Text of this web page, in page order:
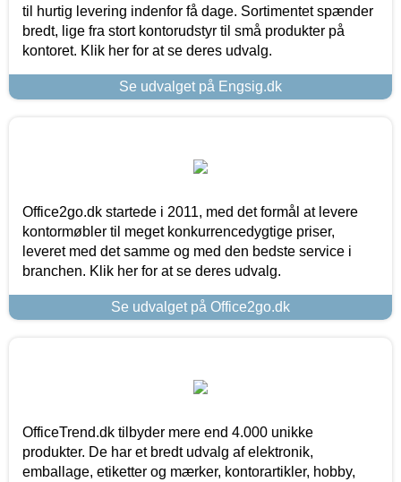
til hurtig levering indenfor få dage. Sortimentet spænder
bredt, lige fra stort kontorudstyr til små produkter på
kontoret. Klik her for at se deres udvalg.
Se udvalget på Engsig.dk
Office2go.dk startede i 2011, med det formål at levere
kontormøbler til meget konkurrencedygtige priser,
leveret med det samme og med den bedste service i
branchen. Klik her for at se deres udvalg.
Se udvalget på Office2go.dk
OfficeTrend.dk tilbyder mere end 4.000 unikke
produkter. De har et bredt udvalg af elektronik,
emballage, etiketter og mærker, kontorartikler, hobby,